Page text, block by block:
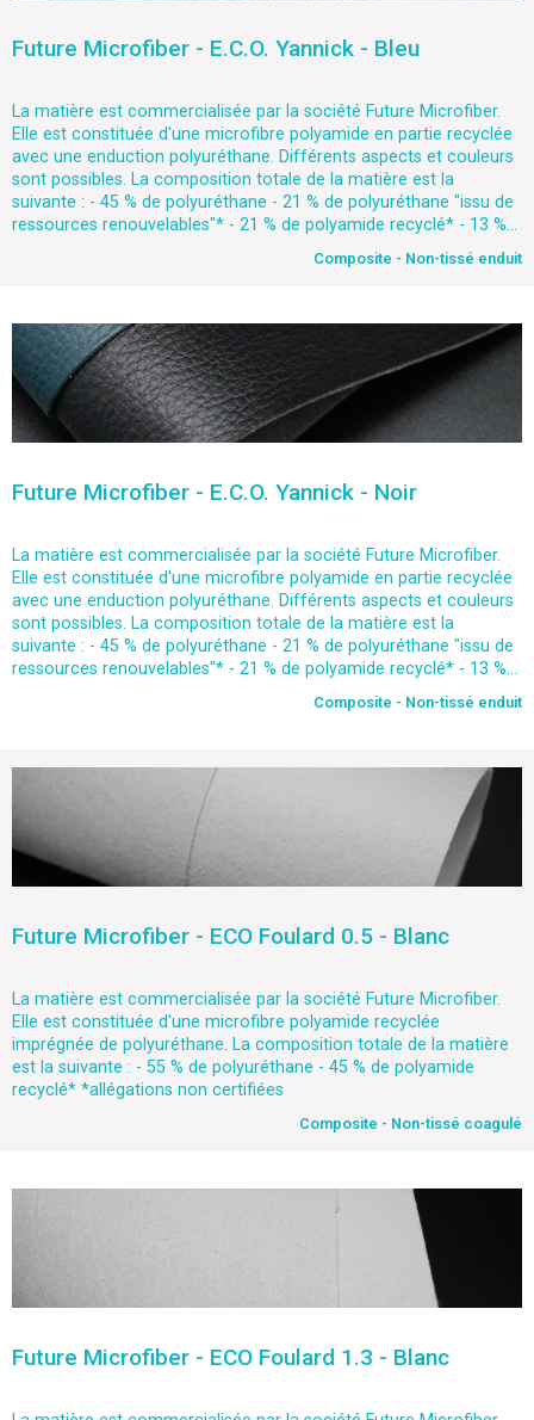
Future Microfiber - E.C.O. Yannick - Bleu
La matière est commercialisée par la société Future Microfiber.
Elle est constituée d'une microfibre polyamide en partie recyclée
avec une enduction polyuréthane. Différents aspects et couleurs
sont possibles. La composition totale de la matière est la
suivante : - 45 % de polyuréthane - 21 % de polyuréthane "issu de
ressources renouvelables"* - 21 % de polyamide recyclé* - 13 %...
Composite - Non-tissé enduit
Future Microfiber - E.C.O. Yannick - Noir
La matière est commercialisée par la société Future Microfiber.
Elle est constituée d'une microfibre polyamide en partie recyclée
avec une enduction polyuréthane. Différents aspects et couleurs
sont possibles. La composition totale de la matière est la
suivante : - 45 % de polyuréthane - 21 % de polyuréthane "issu de
ressources renouvelables"* - 21 % de polyamide recyclé* - 13 %...
Composite - Non-tissé enduit
Future Microfiber - ECO Foulard 0.5 - Blanc
La matière est commercialisée par la société Future Microfiber.
Elle est constituée d'une microfibre polyamide recyclée
imprégnée de polyuréthane. La composition totale de la matière
est la suivante : - 55 % de polyuréthane - 45 % de polyamide
recyclé* *allégations non certifiées
Composite - Non-tissé coagulé
Future Microfiber - ECO Foulard 1.3 - Blanc